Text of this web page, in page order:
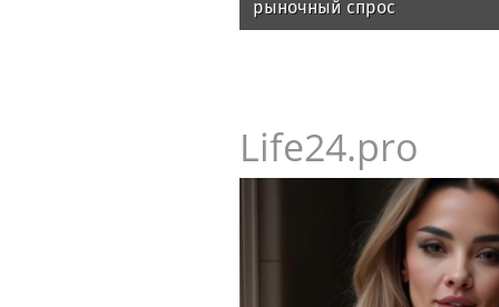
рыночный спрос
Life24.pro